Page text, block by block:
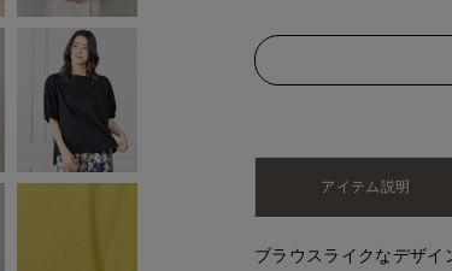
アイテム説明
ブラウスライクなデザ